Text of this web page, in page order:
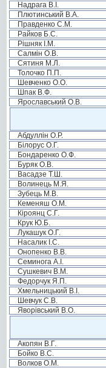
Надрага В.І.
Плютинський В.А.
Правденко С.М.
Райков Б.С.
Рішняк І.М.
Салмін О.В.
Сятиня М.Л.
Толочко П.П.
Шевченко О.О.
Шпак В.Ф.
Ярославський О.В.
Абдуллін О.Р.
Білорус О.Г.
Бондаренко О.Ф.
Буряк О.В.
Васадзе Т.Ш.
Волинець М.Я.
Зубець М.В.
Кеменяш О.М.
Кіроянц С.Г.
Крук Ю.Б.
Лукашук О.Г.
Насалик І.С.
Онопенко В.В.
Семинога А.І.
Сушкевич В.М.
Федорчук Я.П.
Хмельницький В.І.
Шевчук С.В.
Яворівський В.О.
Акопян В.Г.
Бойко В.С.
Волков О.М.